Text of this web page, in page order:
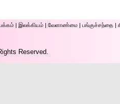
| இலக்கியம் | வேளாண்மை | பங்குச்சந்தை |
Reserved.